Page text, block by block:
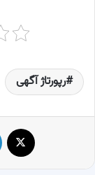
رپورتاژ آگهی